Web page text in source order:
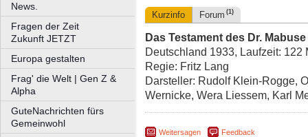
News.
Fragen der Zeit
Zukunft JETZT
Europa gestalten
Frag' die Welt | Gen Z &
Alpha
GuteNachrichten fürs
Gemeinwohl
Kurzinfo Forum (1)
Das Testament des Dr. Mabuse
Deutschland 1933, Laufzeit: 122
Regie: Fritz Lang
Darsteller: Rudolf Klein-Rogge,
Wernicke, Wera Liessem, Karl
Weitersagen Feedback